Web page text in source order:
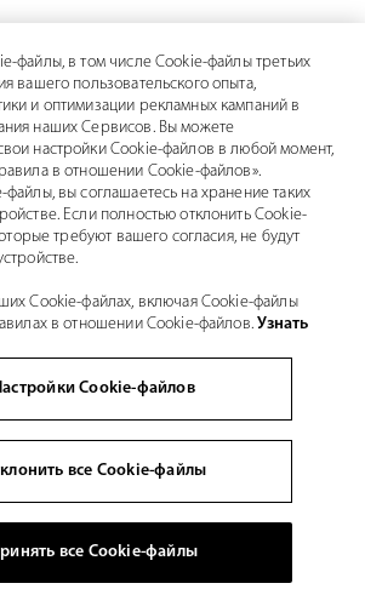
файлы, в том числе Cookie-файлы третьих
вашего пользовательского опыта,
и оптимизации рекламных кампаний в
наших Сервисов. Вы можете
настройки Cookie-файлов в любой момент,
в отношении Cookie-файлов».
вы соглашаетесь на хранение таких
Если полностью отклонить Cookie-
требуют вашего согласия, не будут
Cookie-файлах, включая Cookie-файлы
в отношении Cookie-файлов.Узнать
Cookie-файлов
все Cookie-файлы
все Cookie-файлы